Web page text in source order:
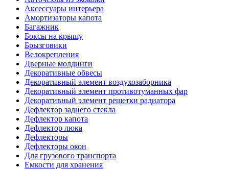
Аксессуары интерьера
Амортизаторы капота
Багажник
Боксы на крышу
Брызговики
Велокрепления
Дверные молдинги
Декоративные обвесы
Декоративный элемент воздухозаборника
Декоративный элемент противотуманных фар
Декоративный элемент решетки радиатора
Дефлектор заднего стекла
Дефлектор капота
Дефлектор люка
Дефлекторы
Дефлекторы окон
Для грузового транспорта
Емкости для хранения